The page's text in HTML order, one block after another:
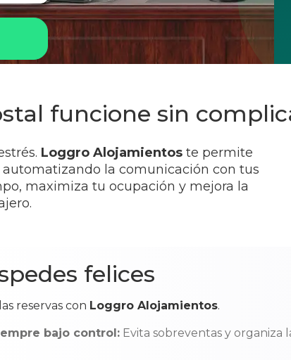
funcione sin
Loggro Alojamientoste permite
la comunicación con tus
maximiza tu ocupación y mejora la
felices
reservas con Loggro Alojamientos.
bajo control:Evita sobreventas y organiza